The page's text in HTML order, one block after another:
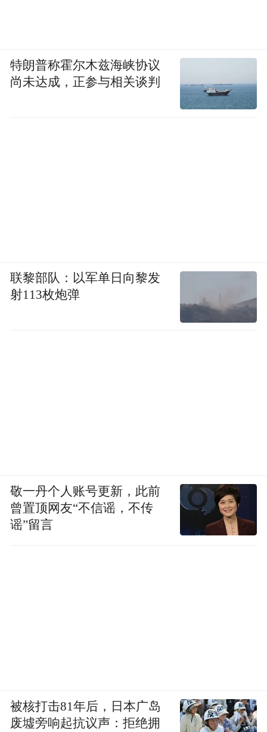
特朗普称霍尔木兹海峡协议
尚未达成，正参与相关谈判
联黎部队：以军单日向黎发
射113枚炮弹
敬一丹个人账号更新，此前
曾置顶网友“不信谣，不传
谣”留言
被核打击81年后，日本广岛
废墟旁响起抗议声：拒绝拥